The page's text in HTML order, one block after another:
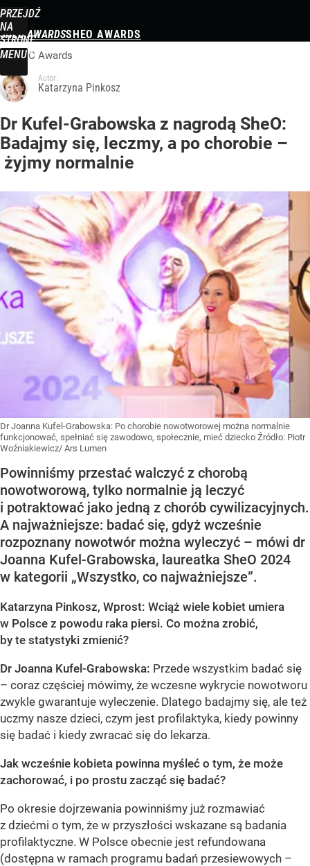
PRZEJDŹ
NA
STRONĘ
GŁÓWNĄ
SHEO AWARDS
MENUShEO Awards
Autor:
Katarzyna Pinkosz
Dr Kufel-Grabowska z nagrodą SheO:
Badajmy się, leczmy, a po chorobie –
żyjmy normalnie
Dr Joanna Kufel-Grabowska: Po chorobie nowotworowej można normalnie
funkcjonować, spełniać się zawodowo, społecznie, mieć dziecko Źródło: Piotr
Woźniakiewicz/ Ars Lumen
Powinniśmy przestać walczyć z chorobą
nowotworową, tylko normalnie ją leczyć
i potraktować jako jedną z chorób cywilizacyjnych.
A najważniejsze: badać się, gdyż wcześnie
rozpoznany nowotwór można wyleczyć – mówi dr
Joanna Kufel-Grabowska, laureatka SheO 2024
w kategorii „Wszystko, co najważniejsze”.
Katarzyna Pinkosz, Wprost: Wciąż wiele kobiet umiera
w Polsce z powodu raka piersi. Co można zrobić,
by te statystyki zmienić?
Dr Joanna Kufel-Grabowska: Przede wszystkim badać się
– coraz częściej mówimy, że wczesne wykrycie nowotworu
zwykle gwarantuje wyleczenie. Dlatego badajmy się, ale też
uczmy nasze dzieci, czym jest profilaktyka, kiedy powinny
się badać i kiedy zwracać się do lekarza.
Jak wcześnie kobieta powinna myśleć o tym, że może
zachorować, i po prostu zacząć się badać?
Po okresie dojrzewania powinniśmy już rozmawiać
z dziećmi o tym, że w przyszłości wskazane są badania
profilaktyczne. W Polsce obecnie jest refundowana
(dostępna w ramach programu badań przesiewowych –